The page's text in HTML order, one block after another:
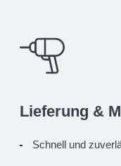
Lieferung &
Schnell und